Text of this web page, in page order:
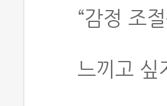
“감정 조
느끼고 싶